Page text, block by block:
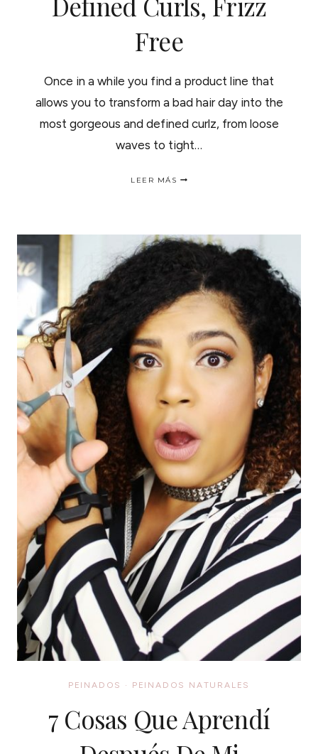
Free
Once in a while you find a product line that
allows you to transform a bad hair day into the
most gorgeous and defined curlz, from loose
waves to tight…
LEER MÁS
FRIZZ
PEINADOS · PEINADOS NATURALES
7 Cosas Que Aprendí